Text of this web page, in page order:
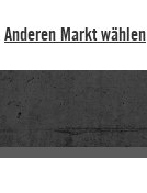
Anderen Markt wählen